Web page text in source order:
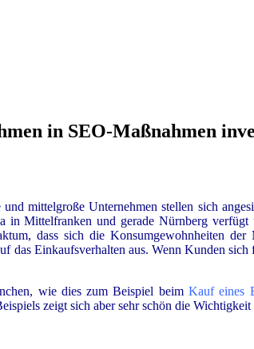
in SEO-Maßnahmen
und mittelgroße Unternehmen stellen sich
in Mittelfranken und gerade Nürnberg
dass sich die Konsumgewohnheiten
das Einkaufsverhalten aus. Wenn Kunden
wie dies zum Beispiel beimKauf eines
zeigt sich aber sehr schön die